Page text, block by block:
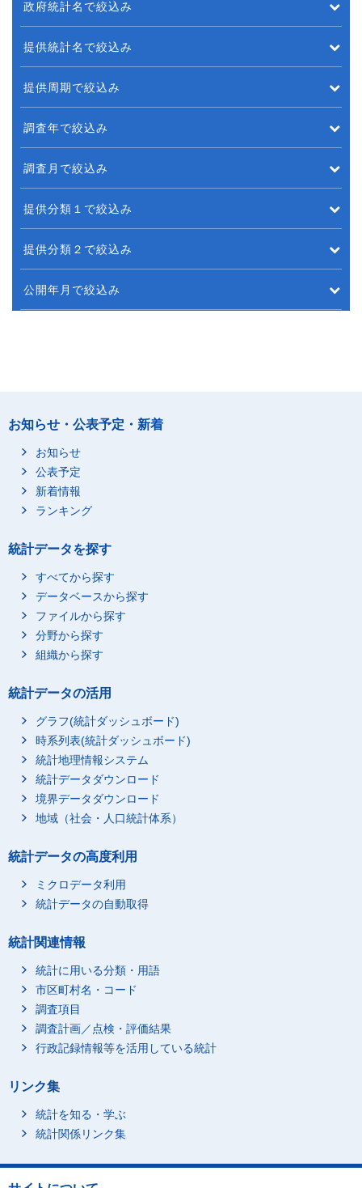
政府統計名で絞込み
提供統計名で絞込み
提供周期で絞込み
調査年で絞込み
調査月で絞込み
提供分類１で絞込み
提供分類２で絞込み
公開年月で絞込み
お知らせ・公表予定・新着
お知らせ
公表予定
新着情報
ランキング
統計データを探す
すべてから探す
データベースから探す
ファイルから探す
分野から探す
組織から探す
統計データの活用
グラフ(統計ダッシュボード)
時系列表(統計ダッシュボード)
統計地理情報システム
統計データダウンロード
境界データダウンロード
地域（社会・人口統計体系）
統計データの高度利用
ミクロデータ利用
統計データの自動取得
統計関連情報
統計に用いる分類・用語
市区町村名・コード
調査項目
調査計画／点検・評価結果
行政記録情報等を活用している統計
リンク集
統計を知る・学ぶ
統計関係リンク集